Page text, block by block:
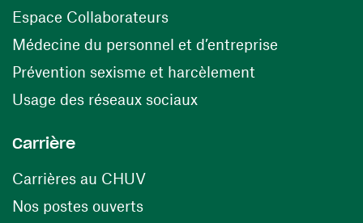
Espace Collaborateurs(ouvre une nouvelle fenêtre)
Médecine du personnel et d’entreprise
Prévention sexisme et harcèlement
Usage des réseaux sociaux(ouvre une nouvelle
Carrière
Carrières au CHUV(ouvre une nouvelle fenêtre)
Nos postes ouverts(ouvre une nouvelle fenêtre)